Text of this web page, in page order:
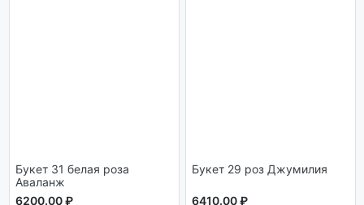
Букет 31 белая роза
Аваланж
6200.00 ₽
Букет 29 роз Джумилия
6410.00 ₽